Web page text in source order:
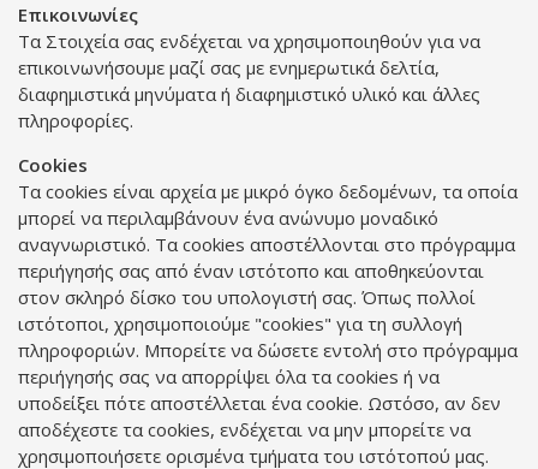
Επικοινωνίες
Τα Στοιχεία σας ενδέχεται να χρησιμοποιηθούν για να
επικοινωνήσουμε μαζί σας με ενημερωτικά δελτία,
διαφημιστικά μηνύματα ή διαφημιστικό υλικό και άλλες
πληροφορίες.
Cookies
Τα cookies είναι αρχεία με μικρό όγκο δεδομένων, τα οποία
μπορεί να περιλαμβάνουν ένα ανώνυμο μοναδικό
αναγνωριστικό. Τα cookies αποστέλλονται στο πρόγραμμα
περιήγησής σας από έναν ιστότοπο και αποθηκεύονται
στον σκληρό δίσκο του υπολογιστή σας. Όπως πολλοί
ιστότοποι, χρησιμοποιούμε "cookies" για τη συλλογή
πληροφοριών. Μπορείτε να δώσετε εντολή στο πρόγραμμα
περιήγησής σας να απορρίψει όλα τα cookies ή να
υποδείξει πότε αποστέλλεται ένα cookie. Ωστόσο, αν δεν
αποδέχεστε τα cookies, ενδέχεται να μην μπορείτε να
χρησιμοποιήσετε ορισμένα τμήματα του ιστότοπού μας.